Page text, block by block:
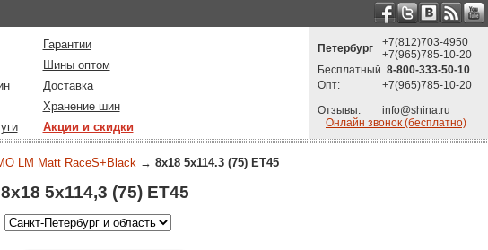
Гарантии
Шины оптом
Доставка
Хранение шин
Акции и скидки
Петербург
+7(812)703-4950
+7(965)785-10-20
Бесплатный 8-800-333-50-10
Опт:
+7(965)785-10-20
Отзывы:
info@shina.ru
Онлайн звонок (бесплатно)
LM Matt RaceS+Black → 8x18 5x114.3 (75) ET45
5x114,3 (75) ET45